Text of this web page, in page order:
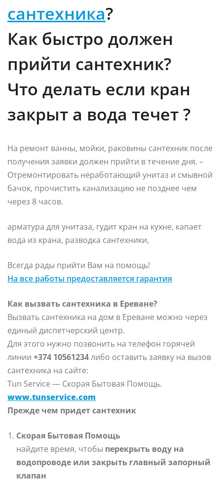
сантехника?
Как быстро должен
прийти сантехник?
Что делать если кран
закрыт а вода течет ?
На ремонт ванны, мойки, раковины сантехник после
получения заявки должен прийти в течение дня. –
Отремонтировать неработающий унитаз и смывной
бачок, прочистить канализацию не позднее чем
через 8 часов.
арматура для унитаза, гудит кран на кухне, капает
вода из крана, разводка сантехники,
Всегда рады прийти Вам на помощь!
На все работы предоставляется гарантия
Как вызвать сантехника в Ереване?
Вызвать сантехника на дом в Ереване можно через
единый диспетчерский центр.
Для этого нужно позвонить на телефон горячей
линии +374 10561234либо оставить заявку на вызов
сантехника на сайте:
Tun Service — Скорая Бытовая Помощь.
www.tunservice.com
Прежде чем придет сантехник
Скорая Бытовая Помощь
найдите время, чтобы перекрыть воду на
водопроводе или закрыть главный запорный
клапан